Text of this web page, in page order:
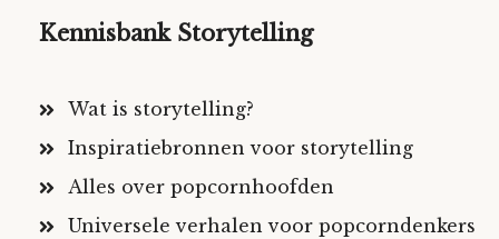
Kennisbank Storytelling
Wat is storytelling?
Inspiratiebronnen voor storytelling
Alles over popcornhoofden
Universele verhalen voor popcorndenkers